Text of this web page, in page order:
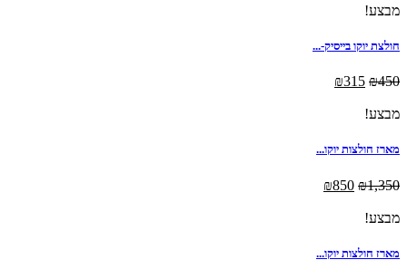
מבצע!
חולצת יוקו בייסיק-...
₪450
₪315
מבצע!
מארז חולצות יוקו...
₪1,350
₪850
מבצע!
מארז חולצות יוקו...